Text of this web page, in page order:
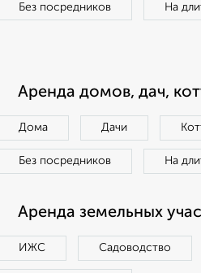
Без посредников На
Аренда домов, дач,
Дома Дачи
Без посредников На
Аренда земельных
ИЖС Садоводство